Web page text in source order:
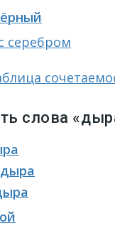
серебром
слова
дыра